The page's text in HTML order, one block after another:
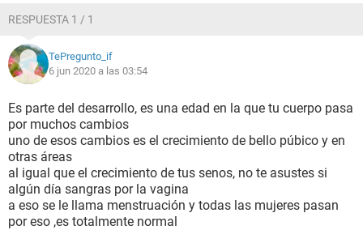
RESPUESTA 1 / 1
TePregunto_if
6 jun 2020 a las 03:54
Es parte del desarrollo, es una edad en la que tu cuerpo pasa
por muchos cambios
uno de esos cambios es el crecimiento de bello púbico y en
otras áreas
al igual que el crecimiento de tus senos, no te asustes si
algún día sangras por la vagina
a eso se le llama menstruación y todas las mujeres pasan
por eso ,es totalmente normal